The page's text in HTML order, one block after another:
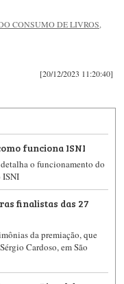
CONSUMO DE LIVROS
[20/12/2023 11:20:40]
funciona ISNI
o funcionamento do
ISNI
finalistas das 27
da premiação, que
Cardoso, em São